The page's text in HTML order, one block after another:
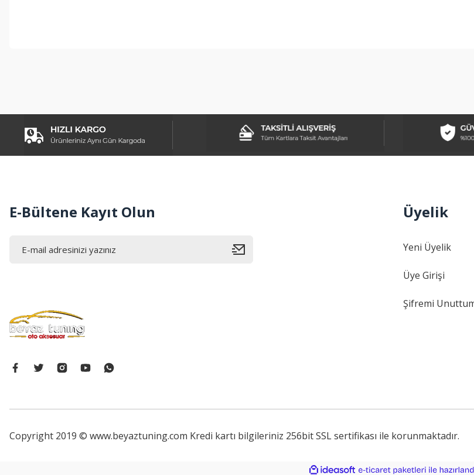
Ürün fiyatı diğer sitelerden daha pahalı.
Bu ürüne benzer farklı alternatifler olmalı.
E-Bültene Kayıt Olun Üyelik
Yeni Üyelik
Üye Girişi
Şifremi
Copyright 2019 © www.beyaztuning.com Kredi kartı bilgileriniz 256bit SSL sertifikası ile korunmaktadır.
ideasoft e-